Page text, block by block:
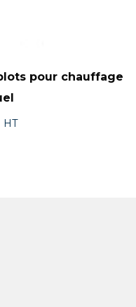
pour chauffage
HT